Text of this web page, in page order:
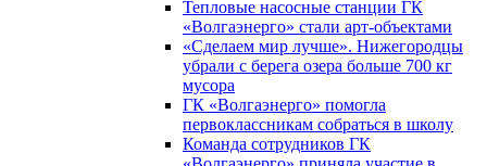
Тепловые насосные станции ГК
«Волгаэнерго» стали арт-объектами
«Сделаем мир лучше». Нижегородцы
убрали с берега озера больше 700 кг
мусора
ГК «Волгаэнерго» помогла
первоклассникам собраться в школу
Команда сотрудников ГК